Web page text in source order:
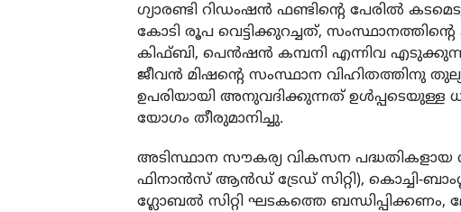
ഗ്യാരണ്ടി റിഡംഷൻ ഫണ്ടിൻ്റെ പേരിൽ
കോടി രൂപ വെട്ടിക്കുറച്ചത്,
കിഫ്ബി, പെൻഷൻ കമ്പനി എന്നിവ
ജീവൻ മിഷൻ്റെ സംസ്ഥാന വിഹിതത്തിനു
ഉപരിയായി അനുവദിക്കുന്നത് ഉൾപ്പടെയുള്ള
യോഗം തീരുമാനിച്ചു.
അടിസ്ഥാന സൗകര്യ വികസന പദ്ധതികളായ
ഫിനാൻസ് ആൻഡ് ട്രേഡ് സിറ്റി), കൊച്ചി-
ഗ്ലോബൽ സിറ്റി ഘടകത്തെ ബന്ധിപ്പിക്കണം,